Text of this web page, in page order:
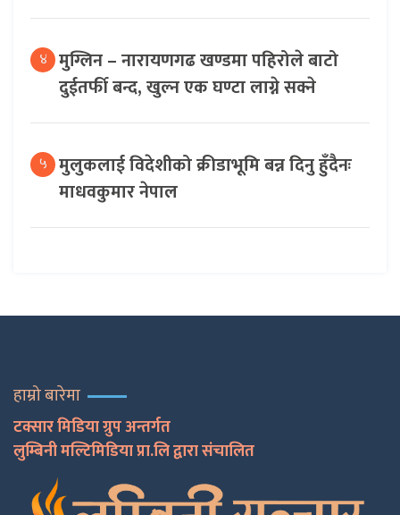
४ मुग्लिन – नारायणगढ खण्डमा पहिरोले बाटो
दुईतर्फी बन्द, खुल्न एक घण्टा लाग्ने सक्ने
५ मुलुकलाई विदेशीको क्रीडाभूमि बन्न दिनु हुँदैनः
माधवकुमार नेपाल
हाम्रो बारेमा
टक्सार मिडिया ग्रुप अन्तर्गत
लुम्बिनी मल्टिमिडिया प्रा.लि द्वारा संचालित